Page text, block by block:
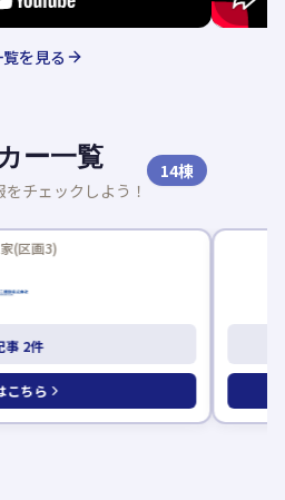
覧を見る
ー一覧
チェックしよう！
14棟
(区画3)
事 2件
こちら